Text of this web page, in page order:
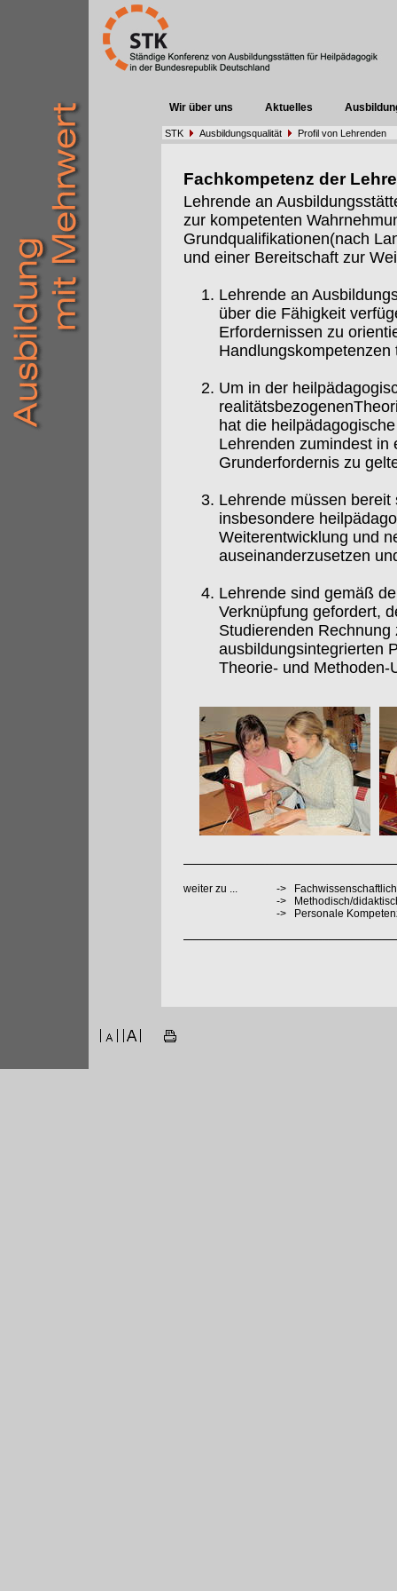
Wir über uns Aktuelles
STK Ausbildungsqualität Profil von Lehrenden
Fachkompetenz der
Lehrende an
zur kompetenten
Grundqualifikationen(nach
und einer Bereitschaft zur
Lehrende an
über die Fähigkeit
Erfordernissen zu
Um in der
hat die
Lehrenden zumindest in
Grunderfordernis zu
Lehrende müssen
insbesondere
Weiterentwicklung und
auseinanderzusetzen
Lehrende sind gemäß
Verknüpfung gefordert,
Studierenden
ausbildungsintegrierten
Theorie- und Methoden-
weiter zu ... ->
->
Methodisch/
->
Personale